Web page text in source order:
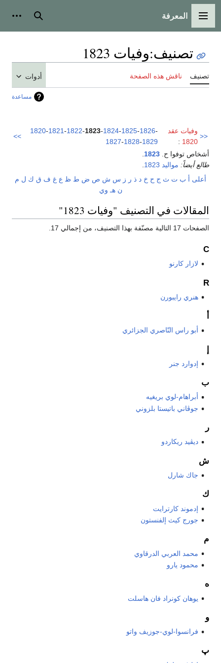
القائمة الرئيسية
المعرفة بحث
تصنيف:وفيات 1823
تصنيف ناقش هذه الصفحة أدوات
مساعدة
<<
وفيات عقد
1820
:
1820-1821-1822-1823-1824-1825-1826-
1827-1828-1829
>>
أشخاص توفوا ح. 1823
طالع أيضاً: مواليد 1823
أعلى أ ب ت ث ج ح خ د ذ ر ز س ش ص ض ط ظ ع غ ف ق ك ل م
ن هـ وي
المقالات في التصنيف "وفيات 1823"
الصفحات 17 التالية مصنّفة بهذا التصنيف، من إجمالي 17.
C
لازار كارنو
R
هنري رايبورن
أبو راس النّاصري الجزائري
إدوارد جنر
ب
أبراهام-لوي بريغيه
جوڤاني باتيستا بلزوني
ر
ديڤيد ريكاردو
ش
جاك شارل
ك
إدموند كارترايت
جورج كيث إلفنستون
م
محمد العربي الدرقاوي
محمود يارو
ه
يوهان كونراد فان هاسلت
و
فرانسوا-لوي-جوزيف واتو
پ